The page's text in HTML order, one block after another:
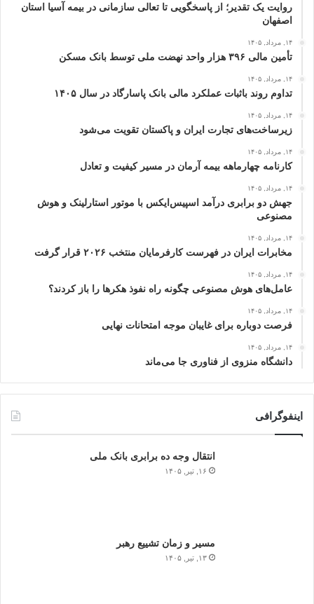
روایت یک تقدیر؛ از پاسخگویی تا تعالی سازمانی در بیمه آسیا استان
اصفهان
۱۴, مرداد, ۱۴۰۵
تأمین مالی ۳۹۶ هزار واحد نهضت ملی توسط بانک مسکن
۱۴, مرداد, ۱۴۰۵
تداوم روند باثبات عملکرد مالی بانک پاسارگاد در سال ۱۴۰۵
۱۴, مرداد, ۱۴۰۵
زیرساخت‌های تجارت ایران و پاکستان تقویت می‌شود
۱۴, مرداد, ۱۴۰۵
کارنامه چهارماهه بیمه آرمان در مسیر کیفیت و تعادل
۱۴, مرداد, ۱۴۰۵
جهش دو برابری درآمد اسپیس‌ایکس با موتور استارلینک و هوش
مصنوعی
۱۴, مرداد, ۱۴۰۵
مخابرات ایران در فهرست کارفرمایان منتخب ۲۰۲۶ قرار گرفت
۱۴, مرداد, ۱۴۰۵
عامل‌های هوش مصنوعی چگونه راه نفوذ هکرها را باز کردند؟
۱۴, مرداد, ۱۴۰۵
فرصت دوباره برای غایبان موجه امتحانات نهایی
۱۴, مرداد, ۱۴۰۵
دانشگاه منزوی از فناوری جا می‌ماند
اینفوگرافی
انتقال وجه ده برابری بانک ملی
۱۶, تیر, ۱۴۰۵
مسیر و زمان تشییع رهبر
۱۳, تیر, ۱۴۰۵